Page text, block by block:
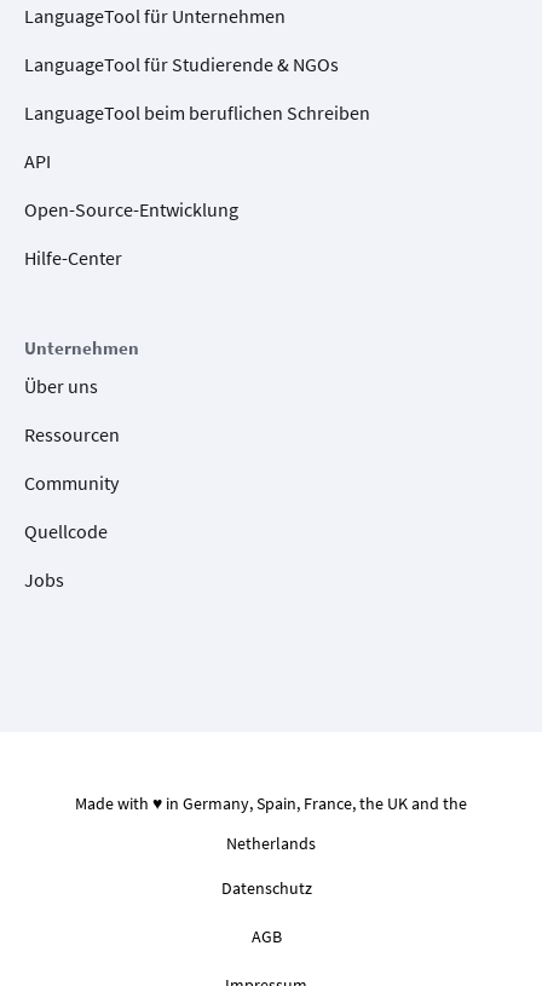
LanguageTool für Unternehmen
LanguageTool für Studierende & NGOs
LanguageTool beim beruflichen Schreiben
API
Open-Source-Entwicklung
Hilfe-Center
Unternehmen
Über uns
Ressourcen
Community
Quellcode
Jobs
Made with ♥ in Germany, Spain, France, the UK and the
Netherlands
Datenschutz
AGB